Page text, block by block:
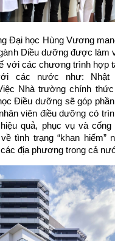
Đại học Hùng Vương
Diều dưỡng được làm
với các chương trình hợp
các nước như: Nhật
Nhà trường chính
Điều dưỡng sẽ góp
viên điều dưỡng có
quả, phục vụ và
tình trạng “khan hiếm”
địa phương trong cả